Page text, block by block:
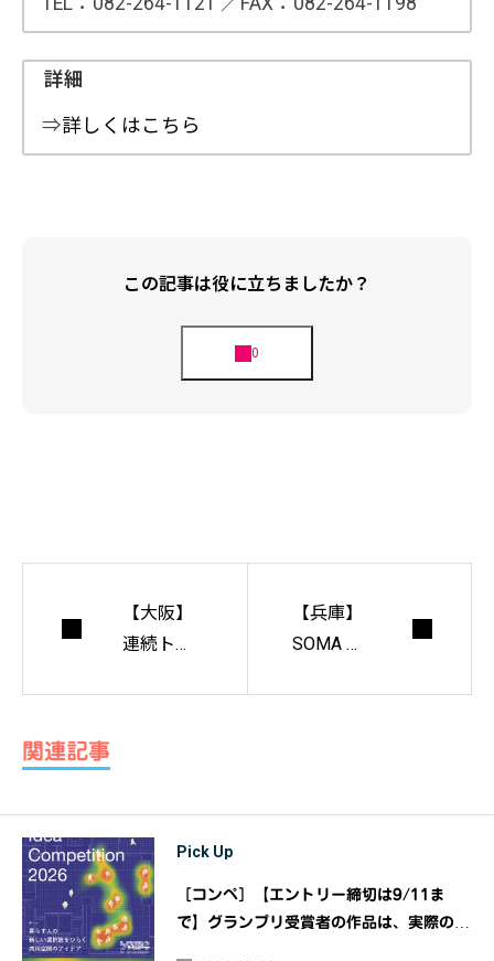
詳細
⇒詳しくはこちら
この記事は役に立ちましたか？
【大阪】
連続トー
【兵庫】
SOMA 日
関連記事
Pick Up
［コンペ］【エントリー締切は9/11ま
で】グランプリ受賞者の作品は、実際の物